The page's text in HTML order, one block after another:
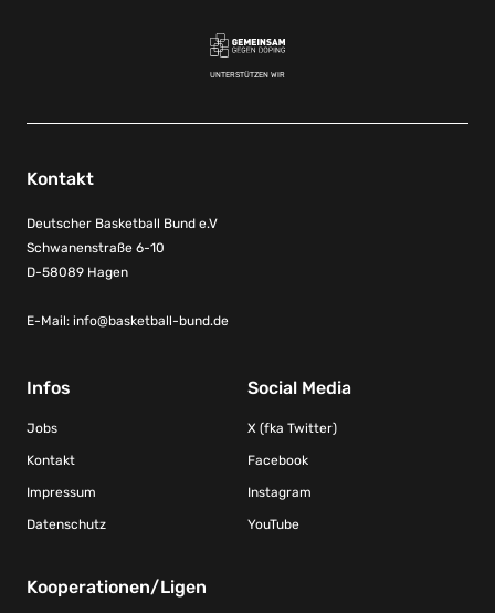
UNTERSTÜTZEN WIR
Kontakt
Deutscher Basketball Bund e.V
Schwanenstraße 6-10
D-58089 Hagen
E-Mail: info@basketball-bund.de
Infos
Jobs
Kontakt
Impressum
Datenschutz
Social Media
X (fka Twitter)
Facebook
Instagram
YouTube
Kooperationen/Ligen